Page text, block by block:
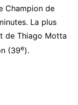
Champion de
La plus
de Thiago Motta
(39e).